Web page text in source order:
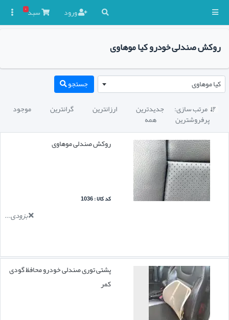
ورود سبد۰
روکش صندلی خودرو کیا موهاوی
کیا موهاوی جستجو
 مرتب سازی: جدیدترین ارزانترین گرانترین موجود
پرفروشترین
همه
روکش صندلی موهاوی
کد کالا : 1036
بزودی...
پشتی توری صندلی خودرو محافظ گودی
کمر